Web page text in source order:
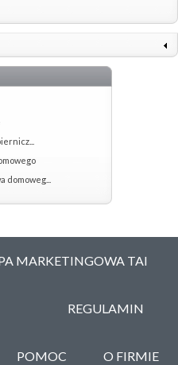
MARKETINGOWA TAI
REGULAMIN
POMOC O FIRMIE